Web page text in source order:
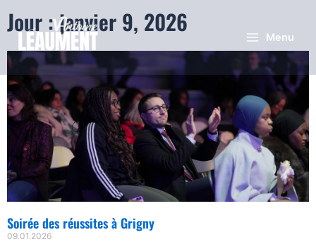
Menu
Jour : janvier 9, 2026
Soirée des réussites à Grigny
09.01.2026